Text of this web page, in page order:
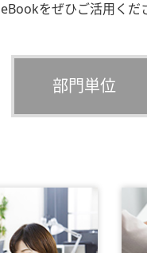
をぜひご活用くだ
部門単位